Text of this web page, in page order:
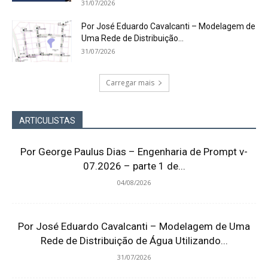
31/07/2026
Por José Eduardo Cavalcanti – Modelagem de
Uma Rede de Distribuição...
31/07/2026
Carregar mais
ARTICULISTAS
Por George Paulus Dias – Engenharia de Prompt v-
07.2026 – parte 1 de...
04/08/2026
Por José Eduardo Cavalcanti – Modelagem de Uma
Rede de Distribuição de Água Utilizando...
31/07/2026